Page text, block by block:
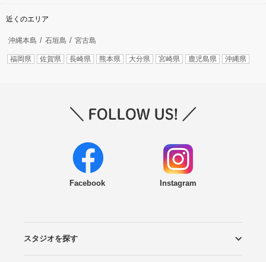
近くのエリア
沖縄本島 石垣島 宮古島
福岡県 佐賀県 長崎県 熊本県 大分県 宮崎県 鹿児島県 沖縄県
Facebook Instagram
スタジオを探す